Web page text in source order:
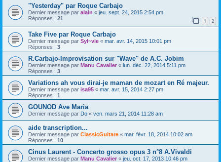
"Yesterday" par Roque Carbajo
Dernier message par alain « jeu. sept. 24, 2015 2:54 pm
Réponses : 21 1 2
Take Five par Roque Carbajo
Dernier message par Syl~vie « mar. avr. 14, 2015 10:01 pm
Réponses : 3
R.Carbajo-Improvisation sur "Wave" de A.C. Jobim
Dernier message par Manu Cavalier « lun. déc. 22, 2014 5:11 pm
Réponses : 3
Variations ah vous dirai-je maman de mozart en Ré majeur.
Dernier message par isa95 « mar. avr. 15, 2014 2:27 pm
Réponses : 1
GOUNOD Ave Maria
Dernier message par Do « ven. mars 21, 2014 11:28 am
aide transcription...
Dernier message par ClassicGuitare « mar. févr. 18, 2014 10:02 am
Réponses : 10
Cinus Laurent - Concerto grosso opus 3 n°8 A.Vivaldi
Dernier message par Manu Cavalier « jeu. oct. 17, 2013 10:46 pm